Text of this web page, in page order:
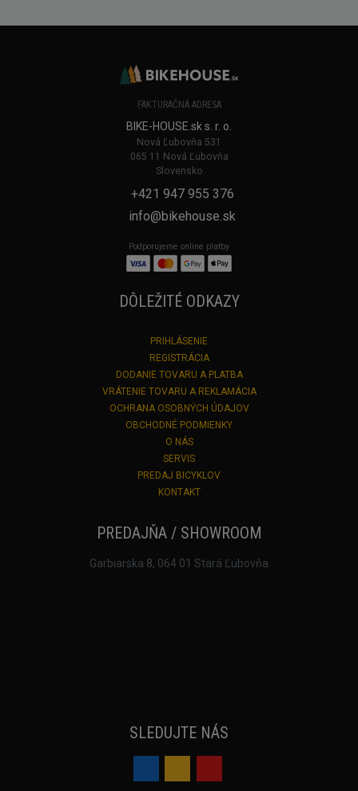
FAKTURAČNÁ ADRESA
BIKE-HOUSE.sk s. r. o.
Nová Ľubovňa 531
065 11 Nová Ľubovňa
Slovensko
+421 947 955 376
info@bikehouse.sk
Podporujeme online platby
DÔLEŽITÉ ODKAZY
PRIHLÁSENIE
REGISTRÁCIA
DODANIE TOVARU A PLATBA
VRÁTENIE TOVARU A REKLAMÁCIA
OCHRANA OSOBNÝCH ÚDAJOV
OBCHODNÉ PODMIENKY
O NÁS
SERVIS
PREDAJ BICYKLOV
KONTAKT
PREDAJŇA / SHOWROOM
Garbiarska 8, 064 01 Stará Ľubovňa
SLEDUJTE NÁS